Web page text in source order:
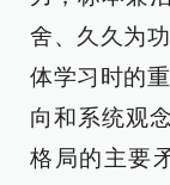
舍、久久为
体学习时的
向和系统观
格局的主要